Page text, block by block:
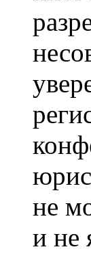
не
и не